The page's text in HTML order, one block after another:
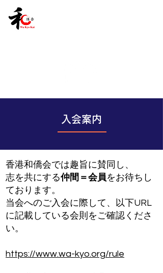
入会案内
香港和僑会では趣旨に賛同し、
志を共にする仲間＝会員をお待ちし
ております。
当会へのご入会に際して、以下URL
に記載している会則をご確認くださ
い。
https://www.wa-kyo.org/rule